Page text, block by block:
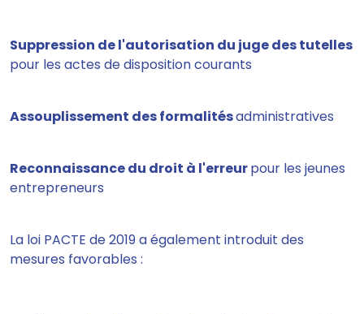
Suppression de l'autorisation du juge des tutelles
pour les actes de disposition courants
Assouplissement des formalitésadministratives
Reconnaissance du droit à l'erreurpour les jeunes
entrepreneurs
La loi PACTE de 2019 a également introduit des
mesures favorables :